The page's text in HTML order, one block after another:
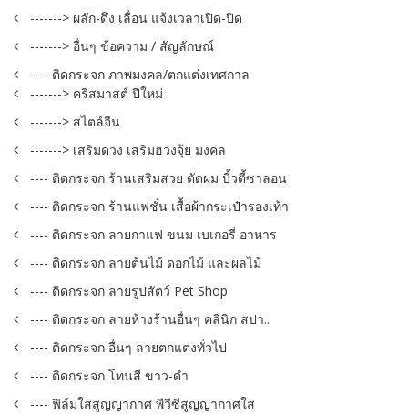
-------> ผลัก-ดึง เลื่อน แจ้งเวลาเปิด-ปิด
-------> อื่นๆ ข้อความ / สัญลักษณ์
---- ติดกระจก ภาพมงคล/ตกแต่งเทศกาล
-------> คริสมาสต์ ปีใหม่
-------> สไตล์จีน
-------> เสริมดวง เสริมฮวงจุ้ย มงคล
---- ติดกระจก ร้านเสริมสวย ตัดผม บิ้วตี้ซาลอน
---- ติดกระจก ร้านแฟชั่น เสื้อผ้ากระเป๋ารองเท้า
---- ติดกระจก ลายกาแฟ ขนม เบเกอรี่ อาหาร
---- ติดกระจก ลายต้นไม้ ดอกไม้ และผลไม้
---- ติดกระจก ลายรูปสัตว์ Pet Shop
---- ติดกระจก ลายห้างร้านอื่นๆ คลินิก สปา..
---- ติดกระจก อื่นๆ ลายตกแต่งทั่วไป
---- ติดกระจก โทนสี ขาว-ดำ
---- ฟิล์มใสสูญญากาศ พีวีซีสูญญากาศใส